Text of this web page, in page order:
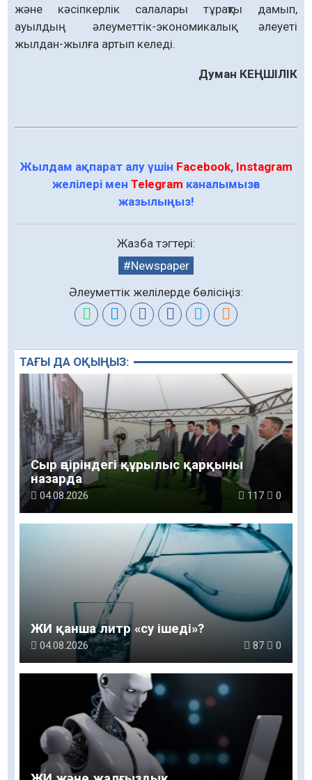
және кәсіпкерлік салалары тұрақты дамып,
ауылдың әлеуметтік-экономикалық әлеуеті
жылдан-жылға артып келеді.
Думан КЕҢШІЛІК
Жылдам ақпарат алу үшін Facebook, Instagram
желілері мен Telegram каналымызға
жазылыңыз!
Жазба тэгтері:
Newspaper
Әлеуметтік желілерде бөлісіңіз:
ТАҒЫ ДА ОҚЫҢЫЗ:
Сыр өңіріндегі құрылыс қарқыны
назарда
04.08.2026 117 0
ЖИ қанша литр «су ішеді»?
04.08.2026 87 0